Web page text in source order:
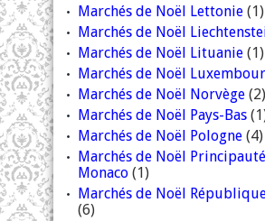
Marchés de Noël Lettonie (1)
Marchés de Noël
Marchés de Noël Lituanie (1)
Marchés de Noël
Marchés de Noël Norvège (2)
Marchés de Noël Pays-Bas
Marchés de Noël Pologne (4)
Marchés de Noël
Monaco (1)
Marchés de Noël
(6)